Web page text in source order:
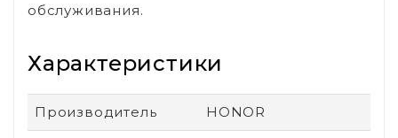
обслуживания.
Характеристики
Производитель HONOR